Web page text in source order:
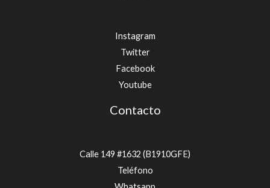
Instagram
Twitter
Facebook
Youtube
Contacto
Calle 149 #1632 (B1910GFE)
Teléfono